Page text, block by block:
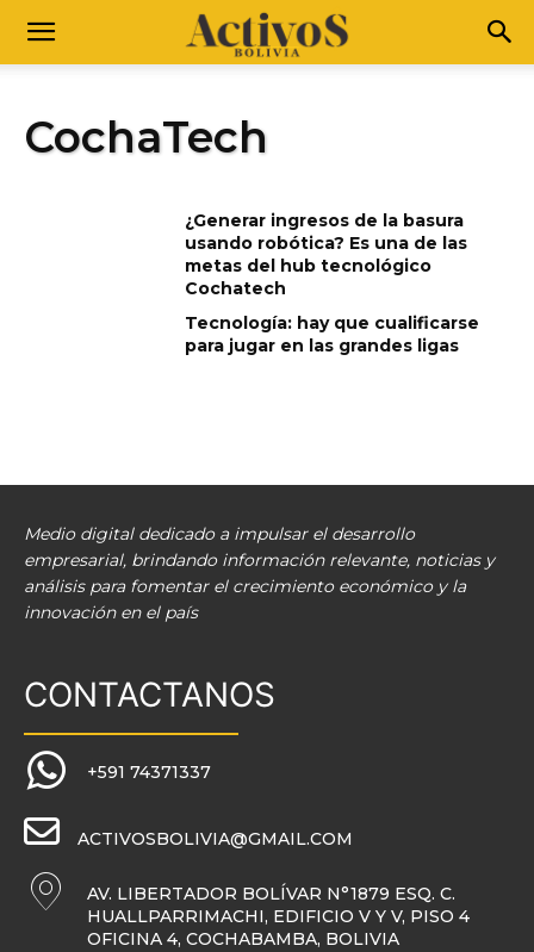
CochaTech
¿Generar ingresos de la basura
usando robótica? Es una de las
metas del hub tecnológico
Cochatech
Tecnología: hay que cualificarse
para jugar en las grandes ligas
Medio digital dedicado a impulsar el desarrollo
empresarial, brindando información relevante, noticias y
análisis para fomentar el crecimiento económico y la
innovación en el país
CONTACTANOS
+591 74371337
ACTIVOSBOLIVIA@GMAIL.COM
AV. LIBERTADOR BOLÍVAR N°1879 ESQ. C.
HUALLPARRIMACHI, EDIFICIO V Y V, PISO 4
OFICINA 4, COCHABAMBA, BOLIVIA